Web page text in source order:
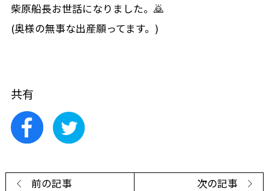
柴原船長お世話になりました。🙇
(奥様の無事な出産願ってます。)
共有
前の記事 次の記事